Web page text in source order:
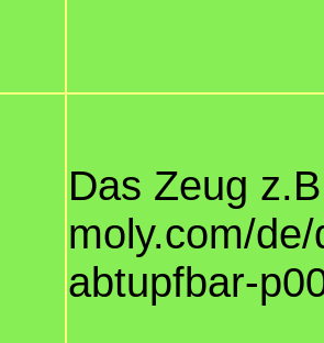
Das Zeug
moly.com/
abtupfbar-